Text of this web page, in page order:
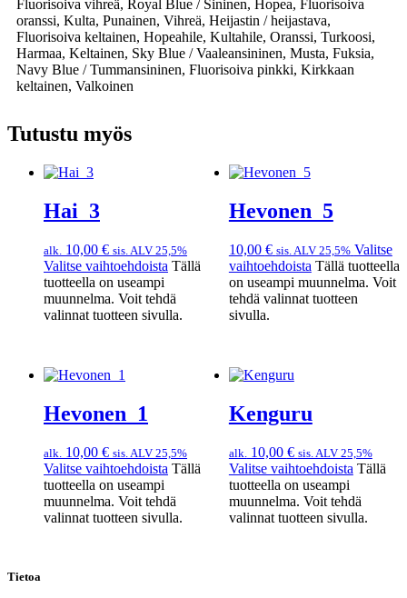
Fluorisoiva vihreä, Royal Blue / Sininen, Hopea, Fluorisoiva
oranssi, Kulta, Punainen, Vihreä, Heijastin / heijastava,
Fluorisoiva keltainen, Hopeahile, Kultahile, Oranssi, Turkoosi,
Harmaa, Keltainen, Sky Blue / Vaaleansininen, Musta, Fuksia,
Navy Blue / Tummansininen, Fluorisoiva pinkki, Kirkkaan
keltainen, Valkoinen
Tutustu myös
Hai_3
alk. 10,00 € sis. ALV 25,5%
Valitse vaihtoehdoista Tällä
tuotteella on useampi
muunnelma. Voit tehdä
valinnat tuotteen sivulla.
Hevonen_5
10,00 € sis. ALV 25,5% Valitse
vaihtoehdoista Tällä tuotteella
on useampi muunnelma. Voit
tehdä valinnat tuotteen
sivulla.
Hevonen_1
alk. 10,00 € sis. ALV 25,5%
Valitse vaihtoehdoista Tällä
tuotteella on useampi
muunnelma. Voit tehdä
valinnat tuotteen sivulla.
Kenguru
alk. 10,00 € sis. ALV 25,5%
Valitse vaihtoehdoista Tällä
tuotteella on useampi
muunnelma. Voit tehdä
valinnat tuotteen sivulla.
Tietoa